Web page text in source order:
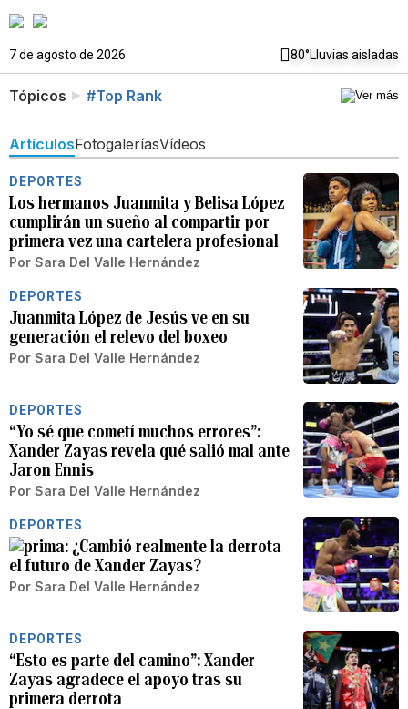
7 de agosto de 2026 80°Lluvias aisladas
Tópicos #Top Rank
ArtículosFotogaleríasVídeos
DEPORTES
Los hermanos Juanmita y Belisa López
cumplirán un sueño al compartir por
primera vez una cartelera profesional
Por Sara Del Valle Hernández
DEPORTES
Juanmita López de Jesús ve en su
generación el relevo del boxeo
Por Sara Del Valle Hernández
DEPORTES
“Yo sé que cometí muchos errores”:
Xander Zayas revela qué salió mal ante
Jaron Ennis
Por Sara Del Valle Hernández
DEPORTES
¿Cambió realmente la derrota
el futuro de Xander Zayas?
Por Sara Del Valle Hernández
DEPORTES
“Esto es parte del camino”: Xander
Zayas agradece el apoyo tras su
primera derrota